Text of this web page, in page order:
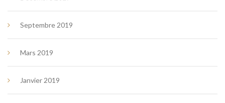
Septembre 2019
Mars 2019
Janvier 2019